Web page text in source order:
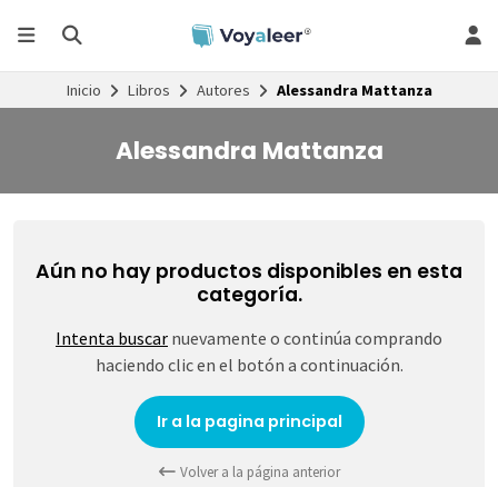
Inicio Libros Autores Alessandra Mattanza
Alessandra Mattanza
Aún no hay productos disponibles en esta
categoría.
Intenta buscar nuevamente o continúa comprando
haciendo clic en el botón a continuación.
Ir a la pagina principal
Volver a la página anterior